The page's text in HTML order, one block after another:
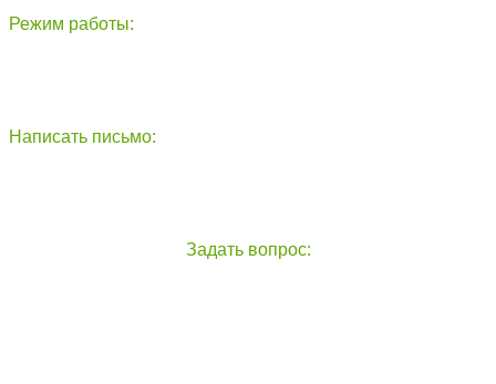
Режим работы:
Написать письмо:
Задать вопрос: